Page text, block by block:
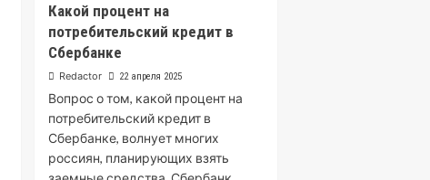
ТОП
ошибок
оформлении
кредита
под
залог
Какой процент на
потребительский кредит в
Сбербанке
Redactor 22 апреля 2025
Вопрос о том, какой процент на
потребительский кредит в
Сбербанке, волнует многих
россиян, планирующих взять